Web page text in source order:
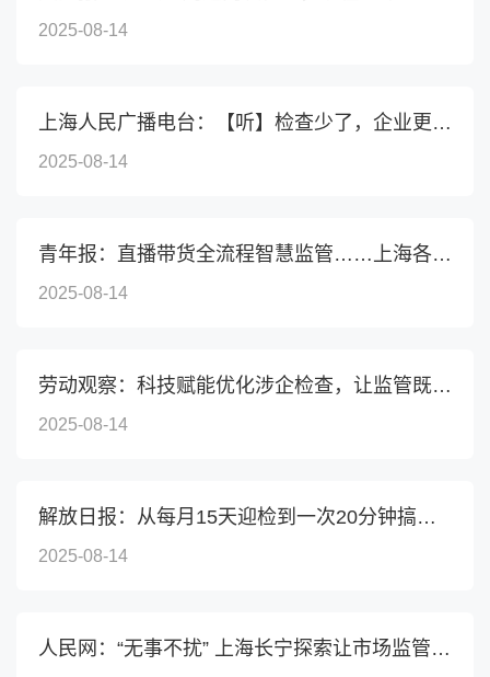
2025-08-14
上海人民广播电台：【听】检查少了，企业更从容了！
2025-08-14
青年报：直播带货全流程智慧监管……上海各区为企业“减...
2025-08-14
劳动观察：科技赋能优化涉企检查，让监管既能“无事不扰...
2025-08-14
解放日报：从每月15天迎检到一次20分钟搞定，上海这项改...
2025-08-14
人民网：“无事不扰” 上海长宁探索让市场监管“隐形”却...